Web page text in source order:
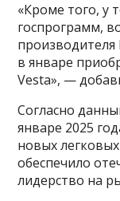
«Кроме того, у
госпрограмм,
производителя
в январе
Vesta», —
Согласно
январе 2025
новых
обеспечило
лидерство на